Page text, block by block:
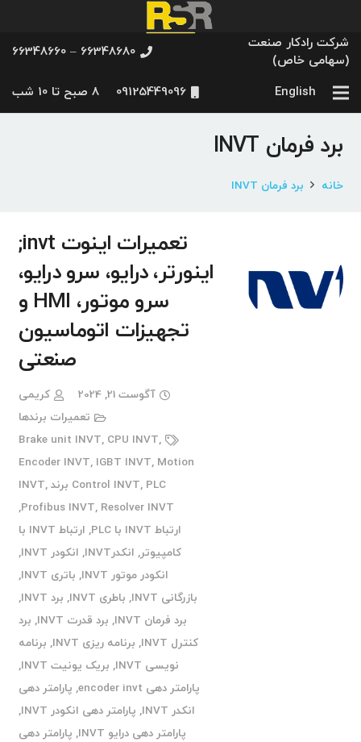
شرکت رادکار صنعت
(سهامی خاص)
66348680 – 66348660
English
09125449096 8 صبح تا 10 شب
برد فرمان INVT
خانه برد فرمان INVT
تعمیرات اینوت invt;
اینورتر، درایو، سرو درایو،
سرو موتور، HMI و
تجهیزات اتوماسیون
صنعتی
آگوست 21, 2024
کریمی
تعمیرات برندها
Brake unit INVT, CPU INVT,
Encoder INVT, IGBT INVT, Motion
Control INVT, PLC برند INVT
,
Profibus INVT, Resolver INVT
,
ارتباط INVT با PLC
,
ارتباط INVT با
کامپیوتر, انکدرINVT , انکودر INVT
,
انکودر موتور INVT
, باتری INVT
,
بازرگانی INVT
, باطری INVT , برد INVT
,
برد فرمان INVT
, برد قدرت INVT , برد
کنترل INVT
, برنامه ریزی INVT , برنامه
نویسی INVT
, بریک یونیت INVT
,
پارامتر دهی encoder invt
, پارامتر دهی
انکدر INVT
, پارامتر دهی انکودر INVT
,
پارامتر دهی درایو INVT
, پارامتر دهی